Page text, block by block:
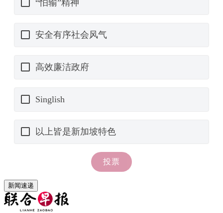
新闻速递